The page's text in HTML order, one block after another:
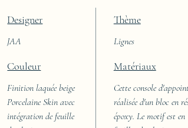
Designer
JAA
Thème
Lignes
Couleur
Finition laquée beige
Porcelaine Skin avec
intégration de feuille
Matériaux
Cette console
réalisée d'un bloc en
époxy. Le motif est en